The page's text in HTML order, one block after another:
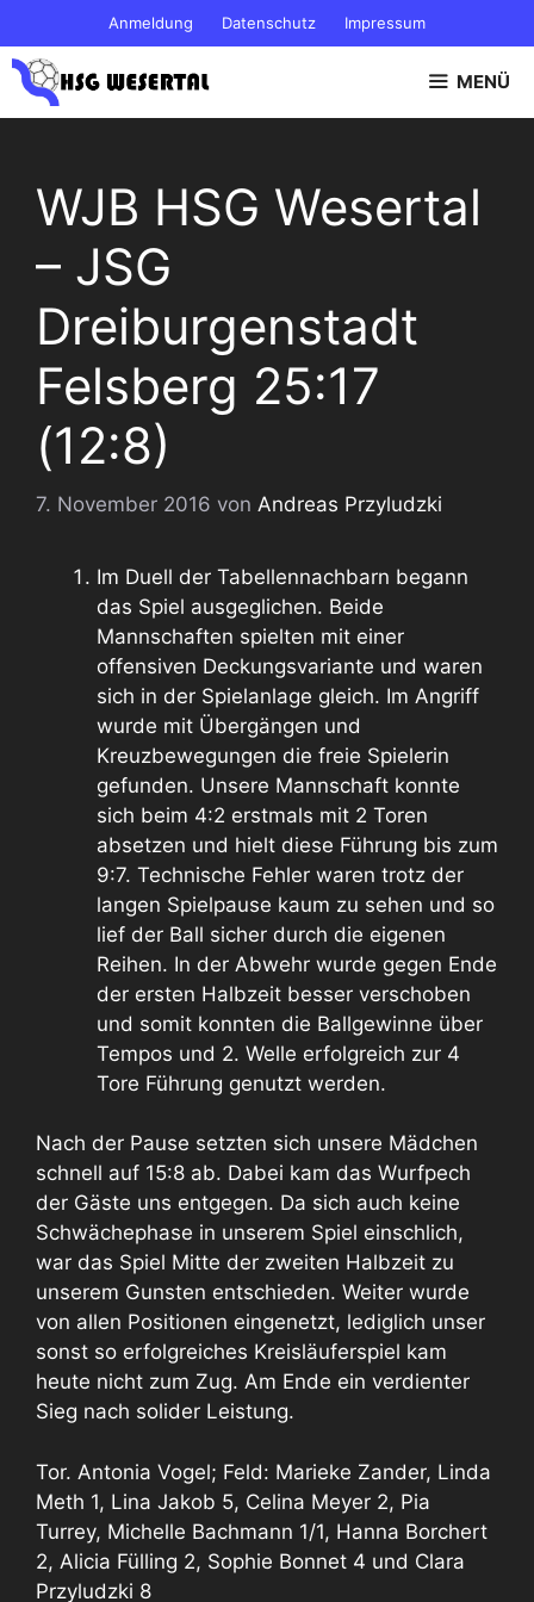
Inhalt
springen
Anmeldung Datenschutz Impressum
MENÜ
WJB HSG Wesertal
– JSG
Dreiburgenstadt
Felsberg 25:17
(12:8)
7. November 2016 von Andreas Przyludzki
Im Duell der Tabellennachbarn begann
das Spiel ausgeglichen. Beide
Mannschaften spielten mit einer
offensiven Deckungsvariante und waren
sich in der Spielanlage gleich. Im Angriff
wurde mit Übergängen und
Kreuzbewegungen die freie Spielerin
gefunden. Unsere Mannschaft konnte
sich beim 4:2 erstmals mit 2 Toren
absetzen und hielt diese Führung bis zum
9:7. Technische Fehler waren trotz der
langen Spielpause kaum zu sehen und so
lief der Ball sicher durch die eigenen
Reihen. In der Abwehr wurde gegen Ende
der ersten Halbzeit besser verschoben
und somit konnten die Ballgewinne über
Tempos und 2. Welle erfolgreich zur 4
Tore Führung genutzt werden.
Nach der Pause setzten sich unsere Mädchen
schnell auf 15:8 ab. Dabei kam das Wurfpech
der Gäste uns entgegen. Da sich auch keine
Schwächephase in unserem Spiel einschlich,
war das Spiel Mitte der zweiten Halbzeit zu
unserem Gunsten entschieden. Weiter wurde
von allen Positionen eingenetzt, lediglich unser
sonst so erfolgreiches Kreisläuferspiel kam
heute nicht zum Zug. Am Ende ein verdienter
Sieg nach solider Leistung.
Tor. Antonia Vogel; Feld: Marieke Zander, Linda
Meth 1, Lina Jakob 5, Celina Meyer 2, Pia
Turrey, Michelle Bachmann 1/1, Hanna Borchert
2, Alicia Fülling 2, Sophie Bonnet 4 und Clara
Przyludzki 8